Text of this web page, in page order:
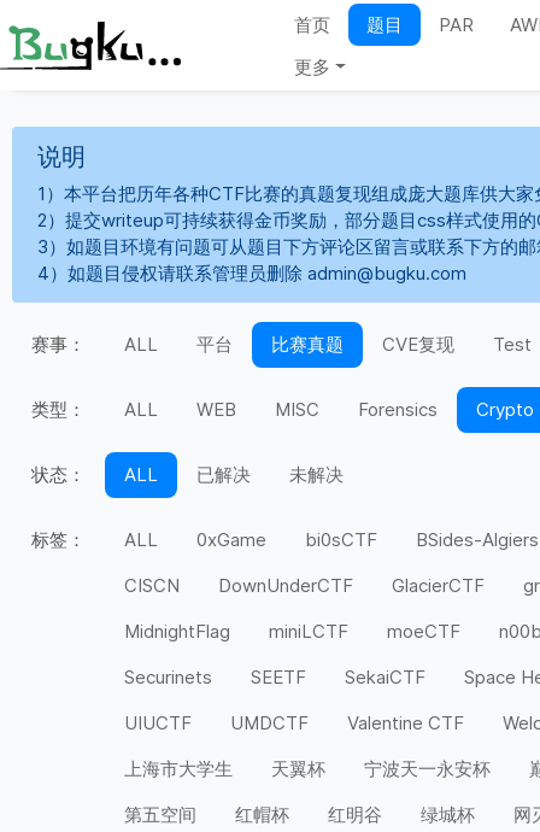
首页 题目 PAR
更多
说明
1）本平台把历年各种CTF比赛的真题复现组成庞大题库供大
2）提交writeup可持续获得金币奖励，部分题目css样式使用
3）如题目环境有问题可从题目下方评论区留言或联系下方的
4）如题目侵权请联系管理员删除 admin@bugku.com
赛事： ALL 平台 比赛真题 CVE复现 Test
类型： ALL WEB MISC Forensics Crypto
状态： ALL 已解决 未解决
标签： ALL 0xGame bi0sCTF
BSides-Algiers
CISCN
DownUnderCTF GlacierCTF
MidnightFlag
miniLCTF moeCTF
Securinets
SEETF SekaiCTF
Space
UIUCTF
UMDCTF Valentine CTF
上海市大学生
天翼杯 宁波天一永安杯
第五空间
红帽杯 红明谷 绿城杯
网